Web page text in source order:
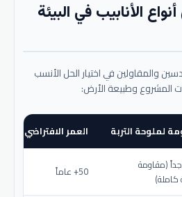
الأنابيب في البيئة
والمقاولين في اختيار الحل الأنسب
المشروع وطبيعة الأرض:
لملوحة التربة العمر الافتراضي
(مقاومة
كاملة)
50+ عاماً